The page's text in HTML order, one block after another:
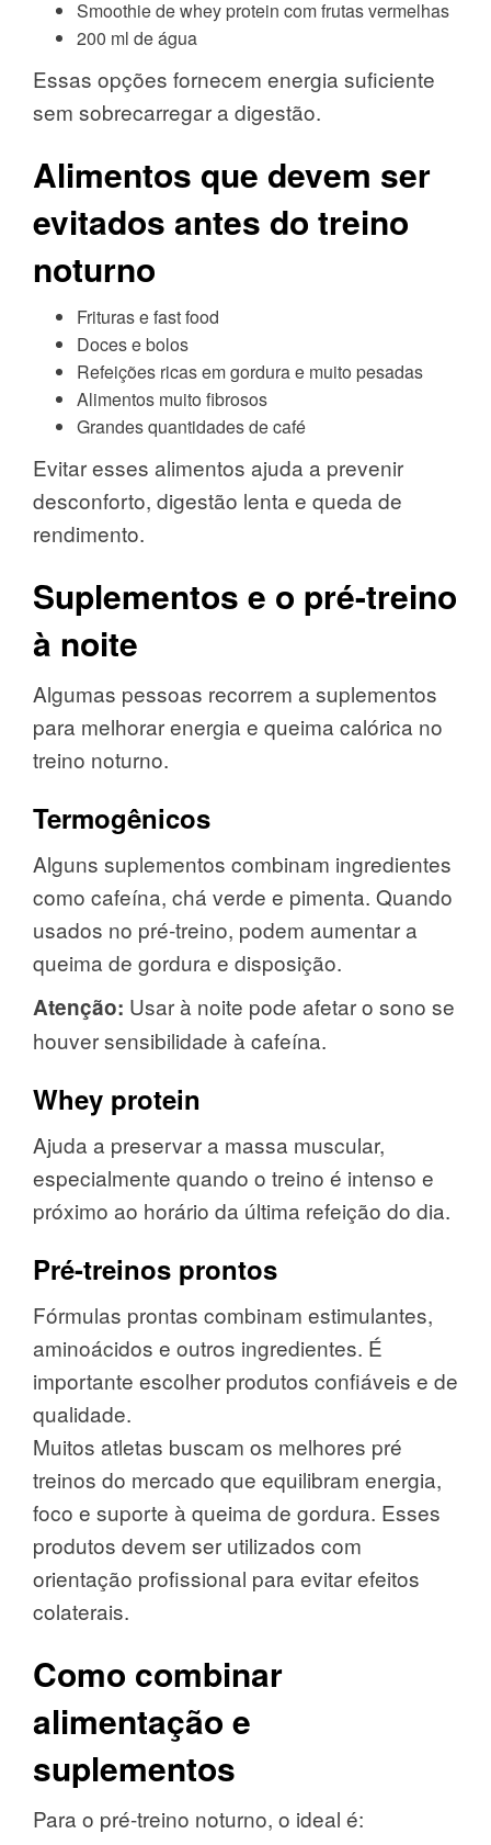
Smoothie de whey protein com frutas vermelhas
200 ml de água
Essas opções fornecem energia suficiente
sem sobrecarregar a digestão.
Alimentos que devem ser
evitados antes do treino
noturno
Frituras e fast food
Doces e bolos
Refeições ricas em gordura e muito pesadas
Alimentos muito fibrosos
Grandes quantidades de café
Evitar esses alimentos ajuda a prevenir
desconforto, digestão lenta e queda de
rendimento.
Suplementos e o pré-treino
à noite
Algumas pessoas recorrem a suplementos
para melhorar energia e queima calórica no
treino noturno.
Termogênicos
Alguns suplementos combinam ingredientes
como cafeína, chá verde e pimenta. Quando
usados no pré-treino, podem aumentar a
queima de gordura e disposição.
Atenção: Usar à noite pode afetar o sono se
houver sensibilidade à cafeína.
Whey protein
Ajuda a preservar a massa muscular,
especialmente quando o treino é intenso e
próximo ao horário da última refeição do dia.
Pré-treinos prontos
Fórmulas prontas combinam estimulantes,
aminoácidos e outros ingredientes. É
importante escolher produtos confiáveis e de
qualidade.
Muitos atletas buscam os melhores pré
treinos do mercado que equilibram energia,
foco e suporte à queima de gordura. Esses
produtos devem ser utilizados com
orientação profissional para evitar efeitos
colaterais.
Como combinar
alimentação e
suplementos
Para o pré-treino noturno, o ideal é: